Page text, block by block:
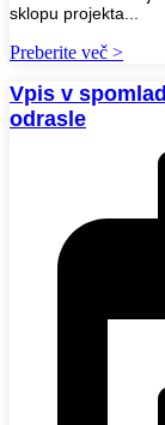
sklopu projekta...
Preberite več >
Vpis v
odrasle